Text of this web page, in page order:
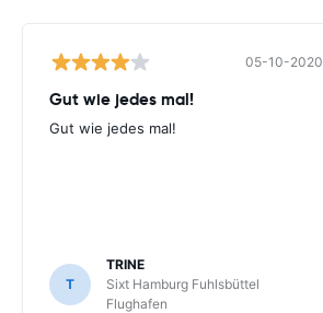
05-10-2020
Gut wie jedes mal!
Gut wie jedes mal!
T
TRINE
Sixt Hamburg Fuhlsbüttel
Flughafen